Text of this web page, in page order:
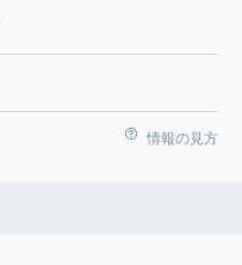
情報の見方